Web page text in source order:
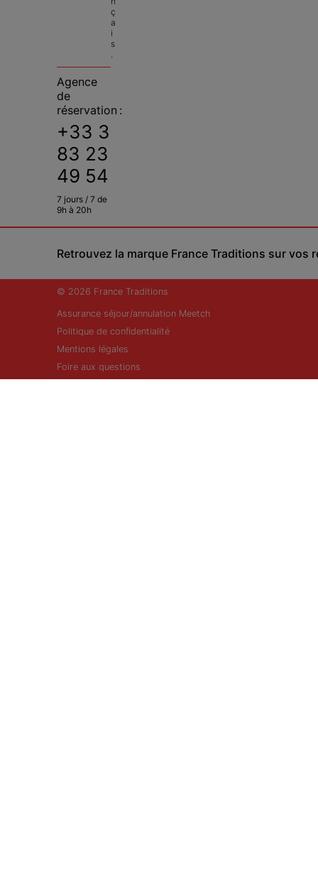
ç
a
i
s
.
Agence
de
réservation :
+33 3
83 23
49 54
7 jours / 7 de
9h à 20h
Retrouvez la marque France Traditions sur vos
© 2026 France Traditions
Assurance séjour/annulation Meetch
Politique de confidentialité
Mentions légales
Foire aux questions